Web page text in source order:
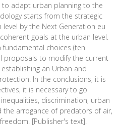
adapt urban planning to the
starts from the strategic
by the Next Generation eu
goals at the urban level.
choices (ten
proposals to modify the current
an Urban and
In the conclusions, it is
it is necessary to go
discrimination, urban
arrogance of predators of air,
[Publisher's text].